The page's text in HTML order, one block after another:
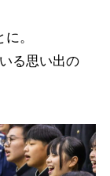
。
る思い出の